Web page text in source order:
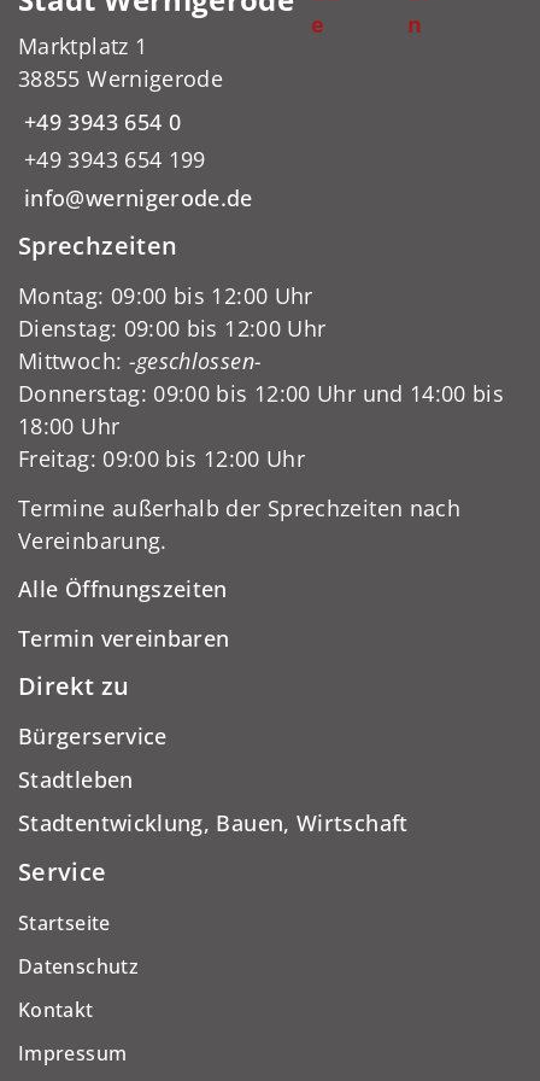
e
n
Marktplatz 1
38855 Wernigerode
+49 3943 654 0
+49 3943 654 199
info@wernigerode.de
Sprechzeiten
Montag: 09:00 bis 12:00 Uhr
Dienstag: 09:00 bis 12:00 Uhr
Mittwoch: -geschlossen-
Donnerstag: 09:00 bis 12:00 Uhr und 14:00 bis
18:00 Uhr
Freitag: 09:00 bis 12:00 Uhr
Termine außerhalb der Sprechzeiten nach
Vereinbarung.
Alle Öffnungszeiten
Termin vereinbaren
Direkt zu
Bürgerservice
Stadtleben
Stadtentwicklung, Bauen, Wirtschaft
Service
Startseite
Datenschutz
Kontakt
Impressum